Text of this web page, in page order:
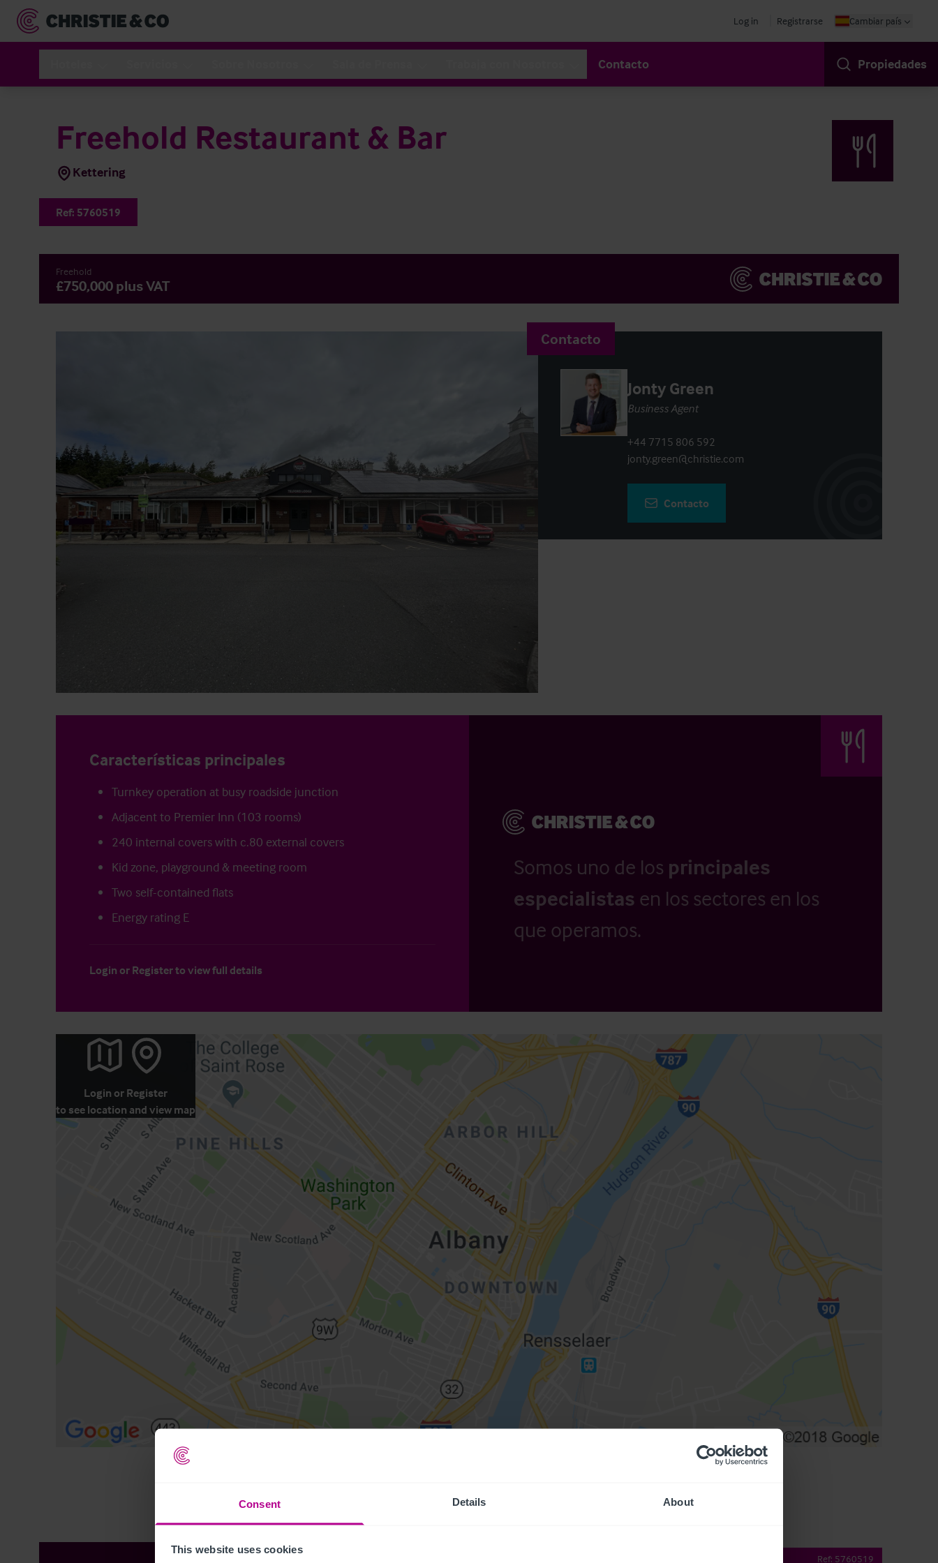
Consent Details About
This website uses cookies
Log in Registrarse Cambiar país
Contacto Propiedades
Freehold Restaurant & Bar
Kettering
Ref: 5760519
Freehold
£750,000 plus VAT
Contacto
Jonty Green
Business Agent
+44 7715 806 592
jonty.green@christie.com
Contacto
Características principales
Turnkey operation at busy roadside junction
Adjacent to Premier Inn (103 rooms)
240 internal covers with c.80 external covers
Kid zone, playground & meeting room
Two self-contained flats
Energy rating E
Login or Registerto view full details
Somos uno de los principales
especialistas en los sectores en los
que operamos.
Login or Register
to see location and view map
Ref: 5760519